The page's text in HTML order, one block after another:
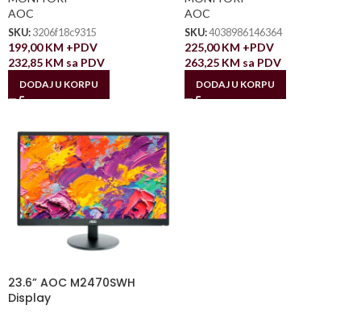
AOC
SKU: 3206f18c9315
199,00KM +PDV
232,85 KM sa PDV
DODAJ U KORPU
AOC
SKU:4038986146364
225,00KM +PDV
263,25 KM sa PDV
DODAJ U KORPU
23.6” AOC M2470SWH
Display